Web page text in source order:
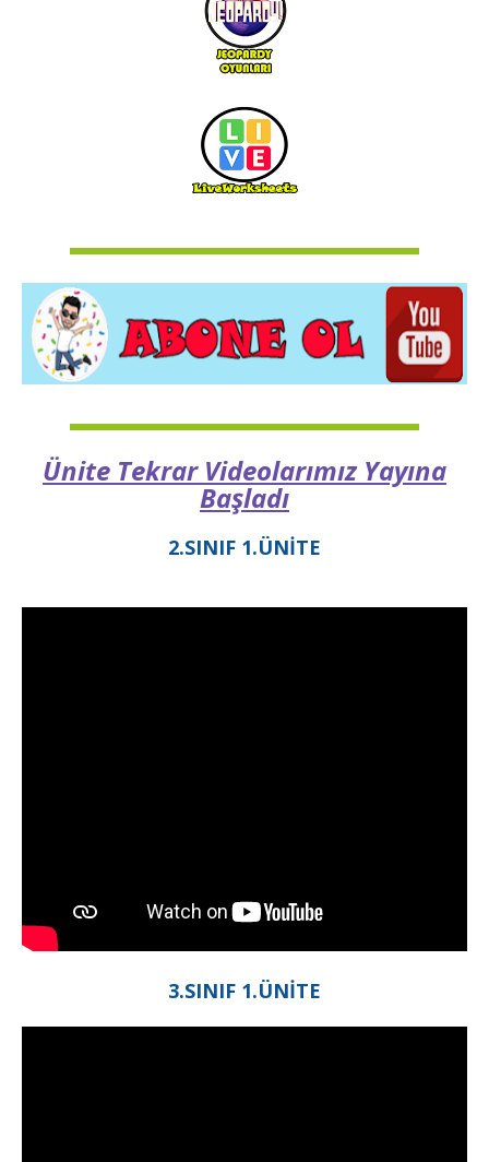
Ünite Tekrar Videolarımız Yayına
Başladı
2.SINIF 1.ÜNİTE
3.SINIF 1.ÜNİTE